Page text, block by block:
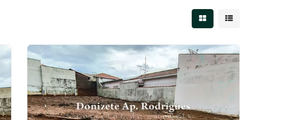
Mostrar resultados
Mostrar